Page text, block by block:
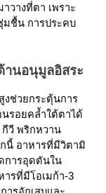
วางที่ตา เพราะ
มชื้น การประคบ
านอนุมูลอิสระ
ช่วยกระตุ้นการ
นรอยคล้ำใต้ตาได้
วี พริกหวาน
กนี้ อาหารที่มีวิตามิ
การอุดตันใน
ารที่มีโอเมก้า-3